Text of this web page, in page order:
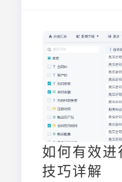
别下的不同组
于比较不同类
别内部各组成
呈现数据的层
背后的信息。
如何有效
技巧详解